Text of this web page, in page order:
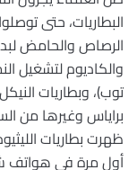
البطاريات، حتى
الرصاص والحامض
والكاديوم لتشغيل
توب)، وبطاريات
براياس وغيرها من
ظهرت بطاريات
أول مرة في هواتف